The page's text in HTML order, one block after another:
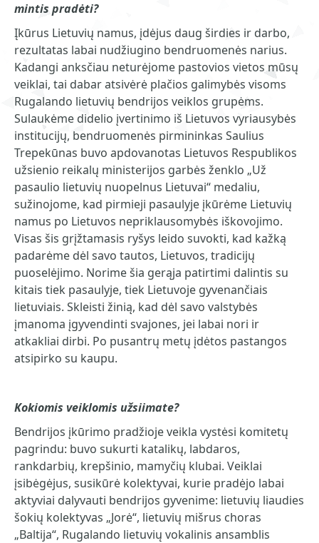
mintis pradėti?
Įkūrus Lietuvių namus, įdėjus daug širdies ir darbo,
rezultatas labai nudžiugino bendruomenės narius.
Kadangi anksčiau neturėjome pastovios vietos mūsų
veiklai, tai dabar atsivėrė plačios galimybės visoms
Rugalando lietuvių bendrijos veiklos grupėms.
Sulaukėme didelio įvertinimo iš Lietuvos vyriausybės
institucijų, bendruomenės pirmininkas Saulius
Trepekūnas buvo apdovanotas Lietuvos Respublikos
užsienio reikalų ministerijos garbės ženklo „Už
pasaulio lietuvių nuopelnus Lietuvai“ medaliu,
sužinojome, kad pirmieji pasaulyje įkūrėme Lietuvių
namus po Lietuvos nepriklausomybės iškovojimo.
Visas šis grįžtamasis ryšys leido suvokti, kad kažką
padarėme dėl savo tautos, Lietuvos, tradicijų
puoselėjimo. Norime šia gerąja patirtimi dalintis su
kitais tiek pasaulyje, tiek Lietuvoje gyvenančiais
lietuviais. Skleisti žinią, kad dėl savo valstybės
įmanoma įgyvendinti svajones, jei labai nori ir
atkakliai dirbi. Po pusantrų metų įdėtos pastangos
atsipirko su kaupu.
Kokiomis veiklomis užsiimate?
Bendrijos įkūrimo pradžioje veikla vystėsi komitetų
pagrindu: buvo sukurti katalikų, labdaros,
rankdarbių, krepšinio, mamyčių klubai. Veiklai
įsibėgėjus, susikūrė kolektyvai, kurie pradėjo labai
aktyviai dalyvauti bendrijos gyvenime: lietuvių liaudies
šokių kolektyvas „Jorė“, lietuvių mišrus choras
„Baltija“, Rugalando lietuvių vokalinis ansamblis